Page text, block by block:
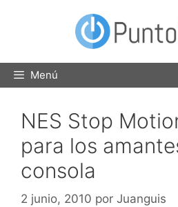
Menú
NES Stop
para los
consola
2 junio, 2010 por Juanguis